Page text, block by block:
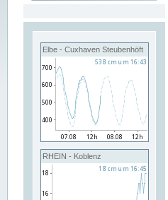
Elbe - Cuxhaven Steubenhöft
RHEIN - Koblenz